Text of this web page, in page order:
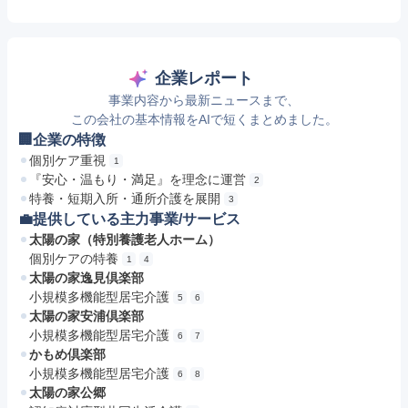
企業レポート
事業内容から最新ニュースまで、
この会社の基本情報をAIで短くまとめました。
🏢企業の特徴
個別ケア重視 1
『安心・温もり・満足』を理念に運営 2
特養・短期入所・通所介護を展開 3
💼提供している主力事業/サービス
太陽の家（特別養護老人ホーム）
個別ケアの特養
1 4
太陽の家逸見倶楽部
小規模多機能型居宅介護
5 6
太陽の家安浦倶楽部
小規模多機能型居宅介護
6 7
かもめ倶楽部
小規模多機能型居宅介護
6 8
太陽の家公郷